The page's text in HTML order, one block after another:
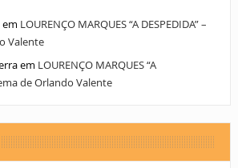
em LOURENÇO MARQUES “A DESPEDIDA” –
Valente
em LOURENÇO MARQUES “A
de Orlando Valente